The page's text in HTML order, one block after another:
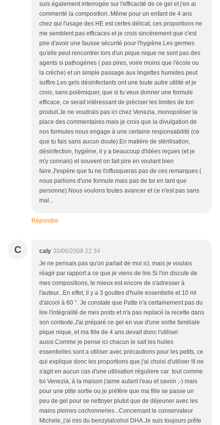
suis également interrogée sur l'efficacité de ce gel et j'en ai
commenté la composition..Même pour un enfant de 4 ans
chez qui l'usage des HE est certes délicat, ces proportions ne
me semblent pas efficaces et je crois sincèrement que c'est
pire d'avoir une fausse sécurité pour l'hygiène.Les germes
qu'elle peut rencontrer lors d'un pique nique ne sont pas des
agents si pathogènes ( pas pires, voire moins que l'école ou
la crèche) et un simple passage aux lingettes humides peut
suffire.Les gels désinfectants ont une toute autre utilité et je
crois, sans polémiquer, que si tu veux donner une formule
efficace, ce serait intéressant de préciser les limites de ton
produit.Je ne voudrais pas ici chez Venezia, monopoliser la
place des commentaires mais je crois que la divulgation de
nos formules nous engage à une certaine responsabilité (ce
que tu fais sans aucun doute).En matière de stérilisation,
désinfection, hygiène, il y a beaucoup d'idées reçues (et je
m'y connais) et souvent on fait pire en voulant bien
faire.J'espère que tu ne t'offusqueras pas de ces remarques (
nous parlions d'une formule mais pas de toi en tant que
personne).Nous voulons toutes avancer et ce n'est pas sans
mal...
Répondre
C caly 30/06/2008 22:34
Je ne pensais pas qu'on parlait de moi ici, mais je voulais
réagir par rapport a ce que je viens de lire.Si l'on discute de
mes compositions, le mieux est encore de s'adresser à
l'auteur...En effet, il y a 3 gouttes d'huile essentielle et 10 ml
d'alcool à 60 °. Je constate que Patte n'a certainement pas du
lire l'intégralité de mes posts et n'a pas replacé la recette dans
son contexte.J'ai préparé ce gel en vue d'une sortie familiale
pique nique, et ma fille de 4 ans devait donc l'utiliser
aussi.Comme je pense ici chacun le sait les huiles
essentielles sont a utiliser avec précautions pour les petits, ce
qui explique donc les proportions que j'ai choisi d'utiliser !Il ne
s'agit en aucun cas d'une utilisation réguliere car tout comme
toi Venezia, à la maison j'aime autant l'eau et savon ;-) mais
pour une ptite sortie ou je préfère que ma fille se passe un
peu de gel pour se nettoyer plutot que de déjeuner avec les
mains pleines cochonneries...Concernant le conservateur
Michele, j'ai mis du benzylalcohol DHA.Je suis toujours prête